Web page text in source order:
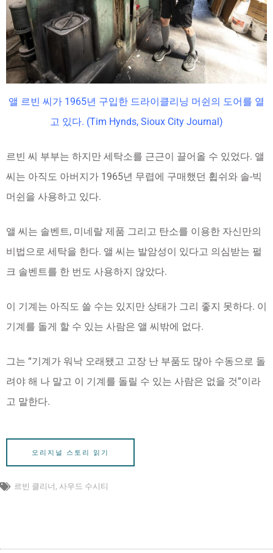
앨 르빈 씨가 1965년 구입한 드라이클리닝 머쉰의 도어를 열
고 있다. (Tim Hynds, Sioux City Journal)
르빈 씨 부부는 하지만 세탁소를 근근이 끌어올 수 있었다. 앨
씨는 아직도 아버지가 1965년 무렵에 구매했던 휩쉬와 솔-빅
머쉰을 사용하고 있다.
앨 씨는 솔벤트, 미네랄 제품 그리고 탄소를 이용한 자신만의
비법으로 세탁을 한다. 앨 씨는 발암성이 있다고 의심받는 펄
크 솔벤트를 한 번도 사용하지 않았다.
이 기계는 아직도 쓸 수는 있지만 상태가 그리 좋지 못하다. 이
기계를 돌게 할 수 있는 사람은 앨 씨밖에 없다.
그는 “기계가 워낙 오래됐고 고장 난 부품도 많아 수동으로 돌
려야 해 나 말고 이 기계를 돌릴 수 있는 사람은 없을 것”이라
고 말한다.
오리지널 스토리 읽기
르빈 클리너 , 사우드 수시티